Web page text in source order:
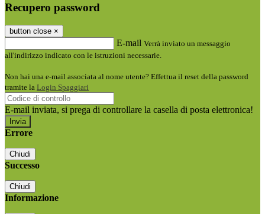
Recupero password
button close ×
E-mail Verrà inviato un messaggio
all'indirizzo indicato con le istruzioni necessarie.
Non hai una e-mail associata al nome utente? Effettua il reset della password
tramite la Login Spaggiari
E-mail inviata, si prega di controllare la casella di posta elettronica!
Errore
Chiudi
Successo
Chiudi
Informazione